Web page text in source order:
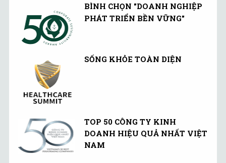
BÌNH CHỌN "DOANH NGHIỆP
PHÁT TRIỂN BỀN VỮNG"
SỐNG KHỎE TOÀN DIỆN
TOP 50 CÔNG TY KINH
DOANH HIỆU QUẢ NHẤT VIỆT
NAM